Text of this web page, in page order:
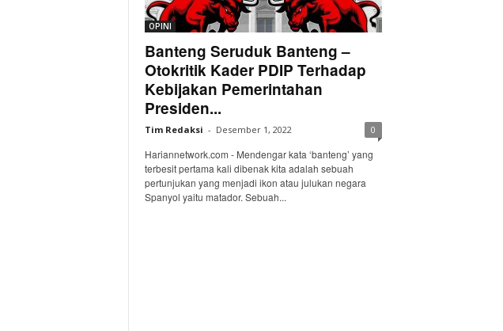
OPINI
Banteng Seruduk Banteng –
Otokritik Kader PDIP Terhadap
Kebijakan Pemerintahan
Presiden...
Tim Redaksi - Desember 1, 2022 0
Hariannetwork.com - Mendengar kata ‘banteng’ yang
terbesit pertama kali dibenak kita adalah sebuah
pertunjukan yang menjadi ikon atau julukan negara
Spanyol yaitu matador. Sebuah...